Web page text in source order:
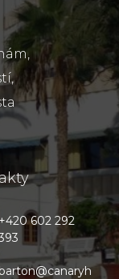
+420 602 292